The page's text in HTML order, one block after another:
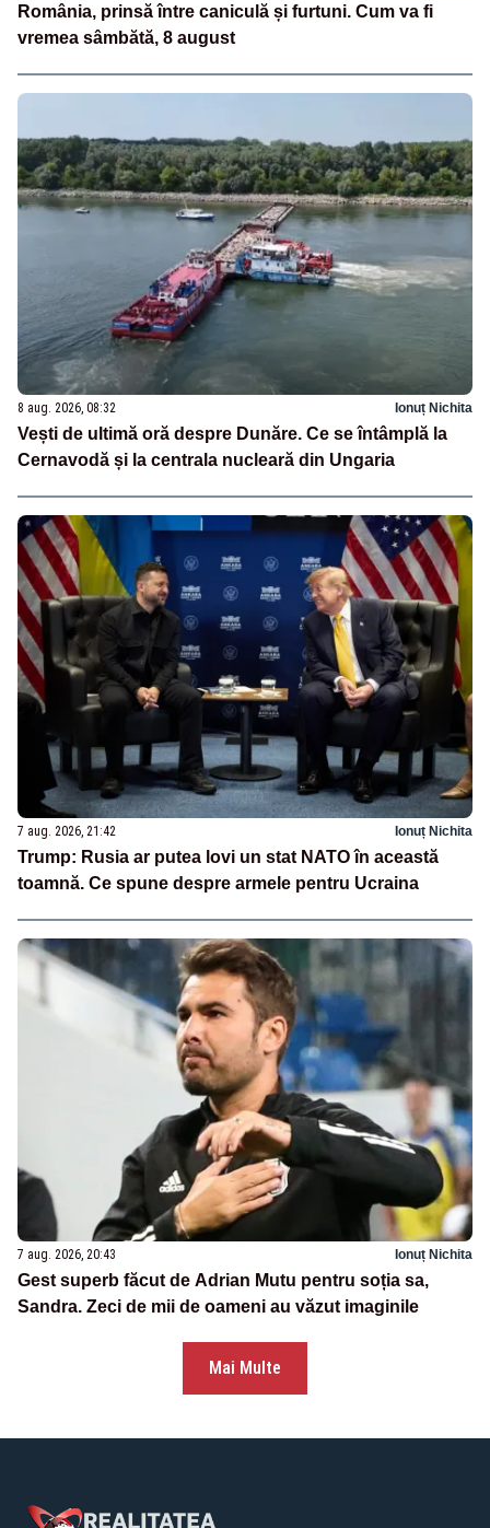
România, prinsă între caniculă și furtuni. Cum va fi
vremea sâmbătă, 8 august
8 aug. 2026, 08:32 Ionuț Nichita
Vești de ultimă oră despre Dunăre. Ce se întâmplă la
Cernavodă și la centrala nucleară din Ungaria
7 aug. 2026, 21:42 Ionuț Nichita
Trump: Rusia ar putea lovi un stat NATO în această
toamnă. Ce spune despre armele pentru Ucraina
7 aug. 2026, 20:43 Ionuț Nichita
Gest superb făcut de Adrian Mutu pentru soția sa,
Sandra. Zeci de mii de oameni au văzut imaginile
Mai Multe